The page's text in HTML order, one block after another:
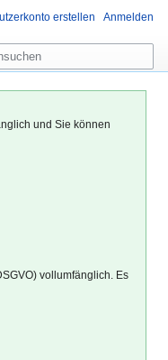
und Sie können
vollumfänglich. Es
erstellen Anmelden